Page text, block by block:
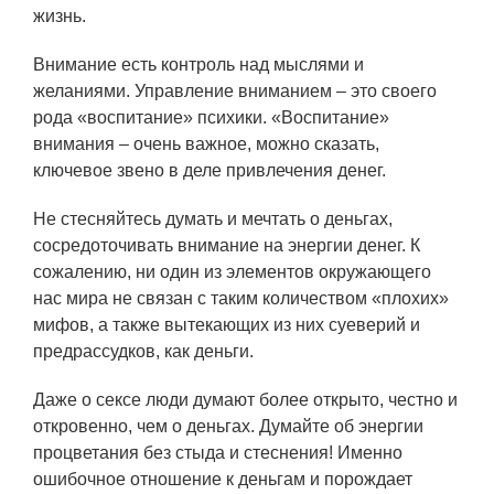
жизнь.
Внимание есть контроль над мыслями и
желаниями. Управление вниманием – это своего
рода «воспитание» психики. «Воспитание»
внимания – очень важное, можно сказать,
ключевое звено в деле привлечения денег.
Не стесняйтесь думать и мечтать о деньгах,
сосредоточивать внимание на энергии денег. К
сожалению, ни один из элементов окружающего
нас мира не связан с таким количеством «плохих»
мифов, а также вытекающих из них суеверий и
предрассудков, как деньги.
Даже о сексе люди думают более открыто, честно и
откровенно, чем о деньгах. Думайте об энергии
процветания без стыда и стеснения! Именно
ошибочное отношение к деньгам и порождает